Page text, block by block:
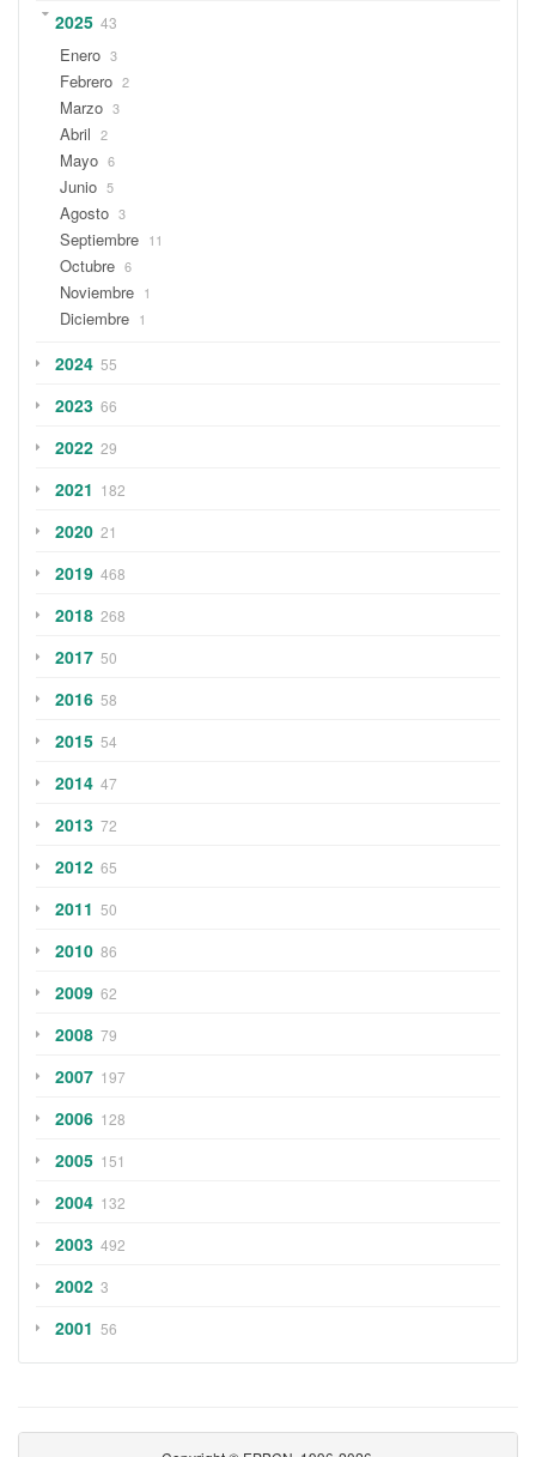
2025 43
Enero 3
Febrero 2
Marzo 3
Abril 2
Mayo 6
Junio 5
Agosto 3
Septiembre 11
Octubre 6
Noviembre 1
Diciembre 1
2024 55
2023 66
2022 29
2021 182
2020 21
2019 468
2018 268
2017 50
2016 58
2015 54
2014 47
2013 72
2012 65
2011 50
2010 86
2009 62
2008 79
2007 197
2006 128
2005 151
2004 132
2003 492
2002 3
2001 56